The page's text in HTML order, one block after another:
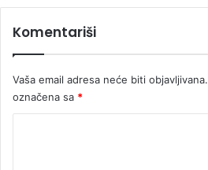
Komentariši
Vaša email adresa neće biti objavljivana.
označena sa *